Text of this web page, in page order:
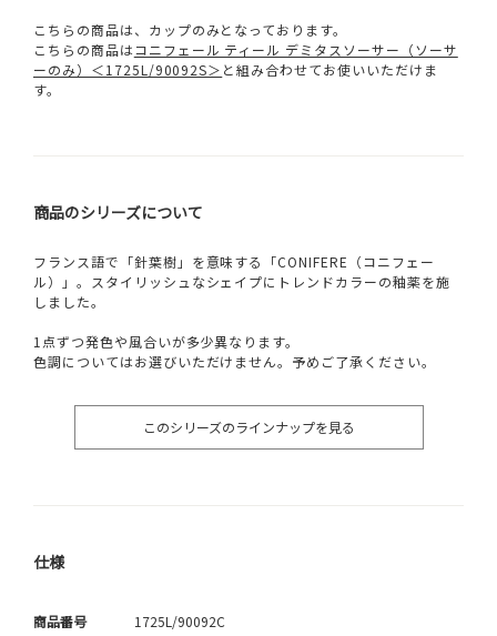
こちらの商品は、カップのみとなっております。
こちらの商品はコニフェール ティール デミタスソーサー（ソーサ
ーのみ）＜1725L/90092S＞ と組み合わせてお使いいただけま
す。
商品のシリーズについて
フランス語で「針葉樹」を意味する「CONIFERE（コニフェー
ル）」。スタイリッシュなシェイプにトレンドカラーの釉薬を施
しました。
1点ずつ発色や風合いが多少異なります。
色調についてはお選びいただけません。予めご了承ください。
このシリーズのラインナップを見る
仕様
商品番号 1725L/90092C